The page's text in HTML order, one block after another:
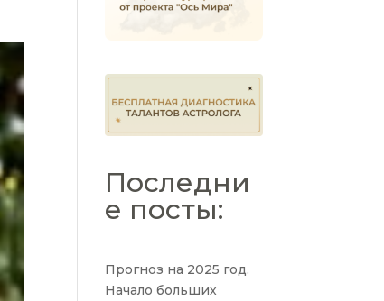
Последни
е посты:
Прогноз на 2025 год.
Начало больших